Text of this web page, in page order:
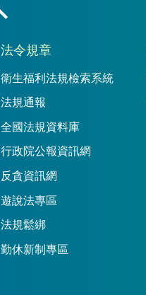
法令規章
衛生福利法規檢索系統
法規通報
全國法規資料庫
行政院公報資訊網
反貪資訊網
遊說法專區
法規鬆綁
勤休新制專區